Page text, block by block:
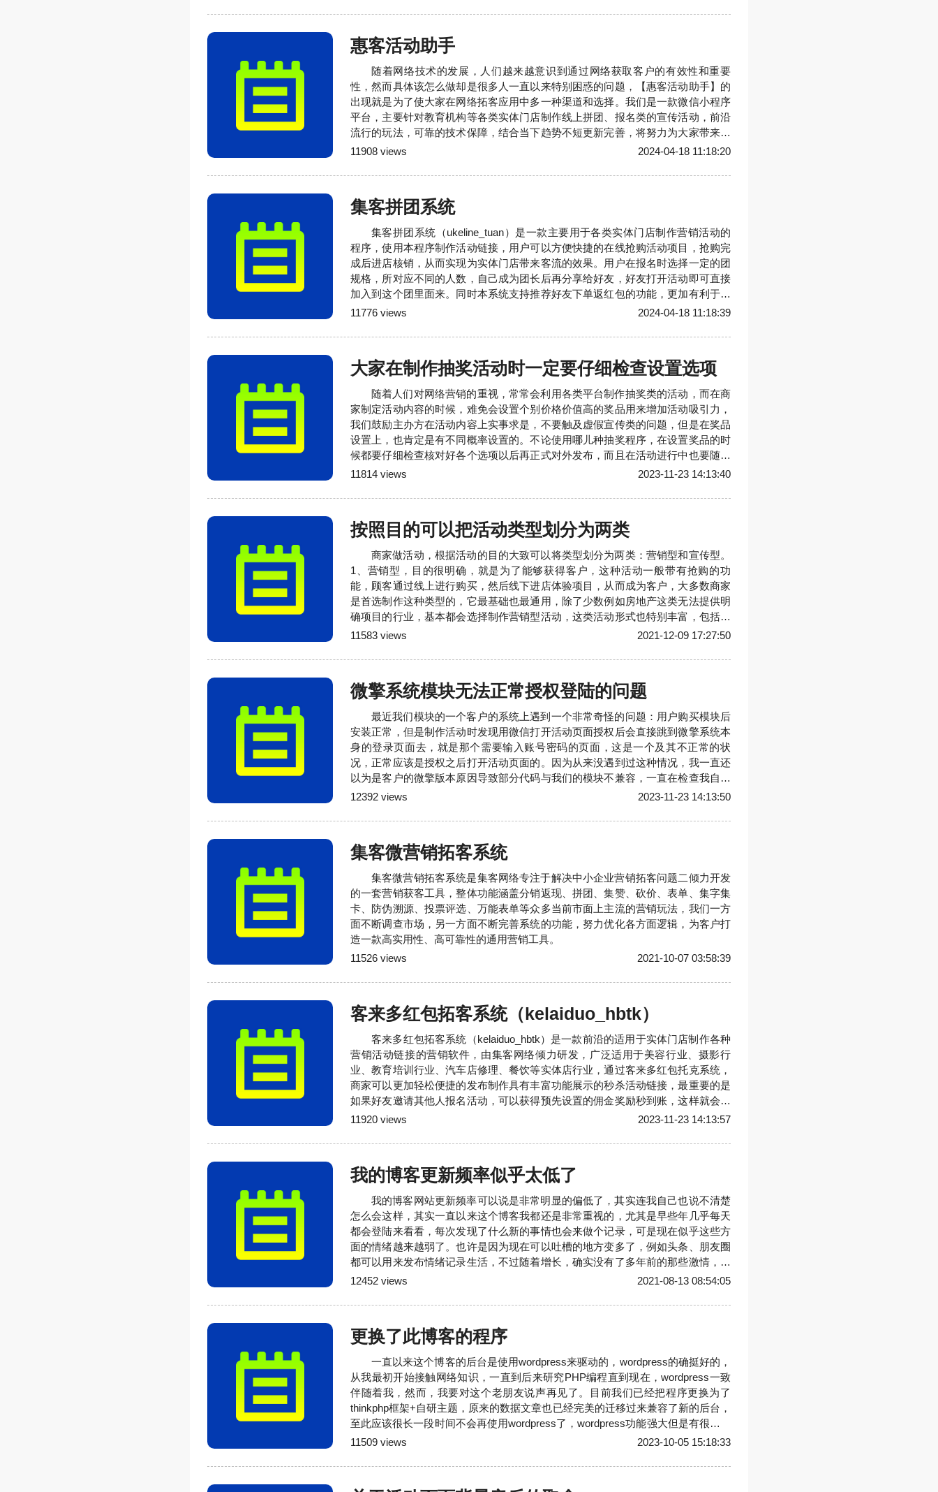
同号）也可以直接访问我们的官方网站获取
惠客活动助手
随着网络技术的发展，人们越来越意识到通过网络获取客户的有效性和重要
性，然而具体该怎么做却是很多人一直以来特别困惑的问题，【惠客活动助手】的
出现就是为了使大家在网络拓客应用中多一种渠道和选择。我们是一款微信小程序
平台，主要针对教育机构等各类实体门店制作线上拼团、报名类的宣传活动，前沿
流行的玩法，可靠的技术保障，结合当下趋势不短更新完善，将努力为大家带来更
好的线上拓客活动体验。如果你正在考虑如何开展制作线上招生拓客活动，欢迎您
15572352805（微信同号）
11908 views 2024-04-18 11:18:20
集客拼团系统
集客拼团系统（ukeline_tuan）是一款主要用于各类实体门店制作营销活动的
程序，使用本程序制作活动链接，用户可以方便快捷的在线抢购活动项目，抢购完
成后进店核销，从而实现为实体门店带来客流的效果。用户在报名时选择一定的团
规格，所对应不同的人数，自己成为团长后再分享给好友，好友打开活动即可直接
加入到这个团里面来。同时本系统支持推荐好友下单返红包的功能，更加有利于用
户进行自主的转发和宣传。具体介绍及演示请添加微信咨询：15572352805更多信
11776 views 2024-04-18 11:18:39
大家在制作抽奖活动时一定要仔细检查设置选项
随着人们对网络营销的重视，常常会利用各类平台制作抽奖类的活动，而在商
家制定活动内容的时候，难免会设置个别价格价值高的奖品用来增加活动吸引力，
我们鼓励主办方在活动内容上实事求是，不要触及虚假宣传类的问题，但是在奖品
设置上，也肯定是有不同概率设置的。不论使用哪儿种抽奖程序，在设置奖品的时
候都要仔细检查核对好各个选项以后再正式对外发布，而且在活动进行中也要随时
关注活动的动态，尤其是奖品方面的各项数据要真实准确，并且在系统设置的数据
的时候可以准备55个，一般来说，考虑到活动火爆之后，会有大
11814 views 2023-11-23 14:13:40
按照目的可以把活动类型划分为两类
商家做活动，根据活动的目的大致可以将类型划分为两类：营销型和宣传型。
1、营销型，目的很明确，就是为了能够获得客户，这种活动一般带有抢购的功
能，顾客通过线上进行购买，然后线下进店体验项目，从而成为客户，大多数商家
是首选制作这种类型的，它最基础也最通用，除了少数例如房地产这类无法提供明
确项目的行业，基本都会选择制作营销型活动，这类活动形式也特别丰富，包括秒
杀、分销、拼团、砍价等等。2、宣传型，对于部分行业，无法提供具体的服务项
能，只是通过不同形式让内容进行更大范围的传播，以增加知名度或是对
11583 views 2021-12-09 17:27:50
微擎系统模块无法正常授权登陆的问题
最近我们模块的一个客户的系统上遇到一个非常奇怪的问题：用户购买模块后
安装正常，但是制作活动时发现用微信打开活动页面授权后会直接跳到微擎系统本
身的登录页面去，就是那个需要输入账号密码的页面，这是一个及其不正常的状
况，正常应该是授权之后打开活动页面的。因为从来没遇到过这种情况，我一直还
以为是客户的微擎版本原因导致部分代码与我们的模块不兼容，一直在检查我自己
的模块代码，经过反复测试和仔细查看，最终也没能发现我的代码哪里有问题，最
我开始从源头入手，此时我已经意识到大概率是数据库的原因了，就打
12392 views 2023-11-23 14:13:50
集客微营销拓客系统
集客微营销拓客系统是集客网络专注于解决中小企业营销拓客问题二倾力开发
的一套营销获客工具，整体功能涵盖分销返现、拼团、集赞、砍价、表单、集字集
卡、防伪溯源、投票评选、万能表单等众多当前市面上主流的营销玩法，我们一方
面不断调查市场，另一方面不断完善系统的功能，努力优化各方面逻辑，为客户打
造一款高实用性、高可靠性的通用营销工具。
11526 views
2021-10-07 03:58:39
客来多红包拓客系统（kelaiduo_hbtk）
客来多红包拓客系统（kelaiduo_hbtk）是一款前沿的适用于实体门店制作各种
营销活动链接的营销软件，由集客网络倾力研发，广泛适用于美容行业、摄影行
业、教育培训行业、汽车店修理、餐饮等实体店行业，通过客来多红包托克系统，
商家可以更加轻松便捷的发布制作具有丰富功能展示的秒杀活动链接，最重要的是
如果好友邀请其他人报名活动，可以获得预先设置的佣金奖励秒到账，这样就会有
大量的用户积极帮忙转发宣传，从而可以在短时间内让您的活动内容形成裂变传播
同号）也可以直接访问我们的官方网站获取
11920 views 2023-11-23 14:13:57
我的博客更新频率似乎太低了
我的博客网站更新频率可以说是非常明显的偏低了，其实连我自己也说不清楚
怎么会这样，其实一直以来这个博客我都还是非常重视的，尤其是早些年几乎每天
都会登陆来看看，每次发现了什么新的事情也会来做个记录，可是现在似乎这些方
面的情绪越来越弱了。也许是因为现在可以吐槽的地方变多了，例如头条、朋友圈
都可以用来发布情绪记录生活，不过随着增长，确实没有了多年前的那些激情，好
多事情也没有心思专门去记录了。现在真正要做的事情变得原来越多，很难再静下
12452 views 2021-08-13 08:54:05
更换了此博客的程序
一直以来这个博客的后台是使用wordpress来驱动的，wordpress的确挺好的，
从我最初开始接触网络知识，一直到后来研究PHP编程直到现在，wordpress一致
伴随着我，然而，我要对这个老朋友说声再见了。目前我们已经把程序更换为了
thinkphp框架+自研主题，原来的数据文章也已经完美的迁移过来兼容了新的后台，
至此应该很长一段时间不会再使用wordpress了，wordpress功能强大但是有很多语
法难以理解，自从使用了thinkphp发现这个框架还是很香的，对于小博客来说非常
11509 views 2023-10-05 15:18:33